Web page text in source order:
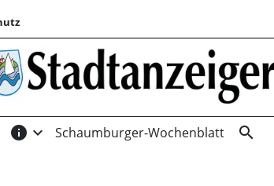
info expand_more Schaumburger-Wochenblatt search